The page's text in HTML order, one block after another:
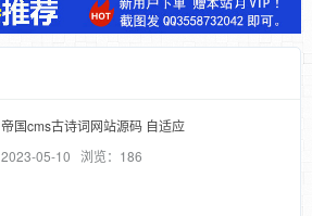
帝国cms古诗词网站源码 自适应
2023-05-10 浏览：186